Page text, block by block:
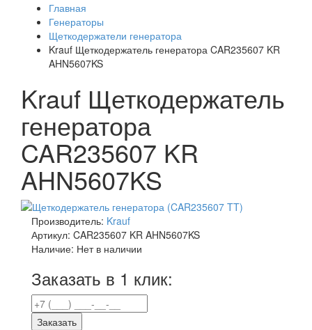
Главная
Генераторы
Щеткодержатели генератора
Krauf Щеткодержатель генератора CAR235607 KR
AHN5607KS
Krauf Щеткодержатель
генератора
CAR235607 KR
AHN5607KS
Производитель: Krauf
Артикул: CAR235607 KR AHN5607KS
Наличие: Нет в наличии
Заказать в 1 клик:
Заказать